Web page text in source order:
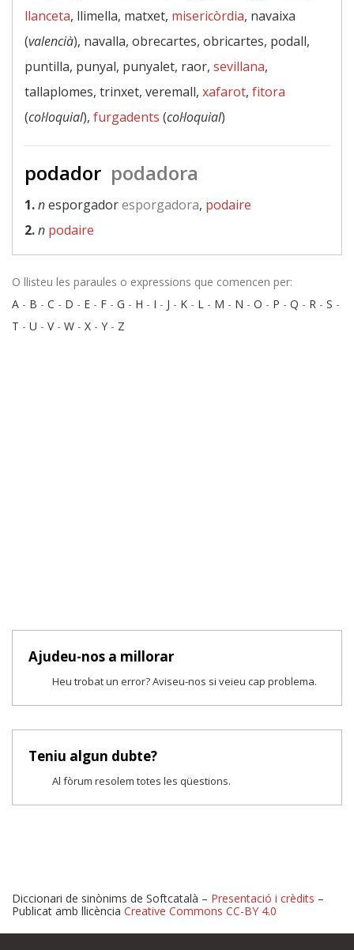
llanceta, llimella, matxet, misericòrdia, navaixa
(valencià), navalla, obrecartes, obricartes, podall,
puntilla, punyal, punyalet, raor, sevillana,
tallaplomes, trinxet, veremall, xafarot, fitora
(col·loquial), furgadents (col·loquial)
podador podadora
1.nesporgadoresporgadora, podaire
2.n podaire
O llisteu les paraules o expressions que comencen per:
A - B - C - D - E - F - G - H - I - J - K - L - M - N - O - P - Q - R - S -
T - U - V- W - X - Y - Z
Ajudeu-nos a millorar
Heu trobat un error? Aviseu-nos si veieu cap problema.
Teniu algun dubte?
Al fòrum resolem totes les qüestions.
Diccionari de sinònims de Softcatalà – Presentació i crèdits –
Publicat amb llicència Creative Commons CC-BY 4.0